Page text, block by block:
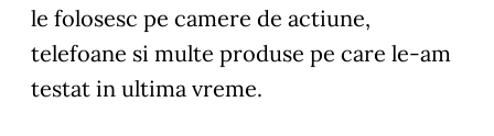
le folosesc pe camere de actiune,
telefoane si multe produse pe care le-am
testat in ultima vreme.